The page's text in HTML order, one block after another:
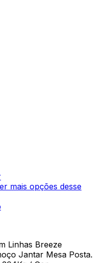
mais opções desse
Linhas Breeze
Jantar Mesa Posta.